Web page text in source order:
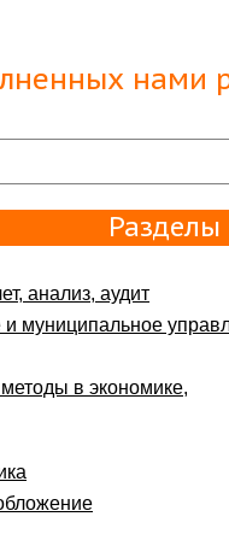
то,
нами
анализ, аудит
и муниципальное
в экономике,